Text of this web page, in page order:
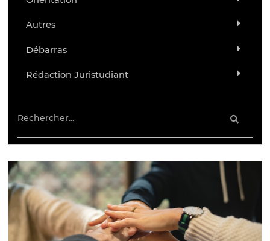
Autres
Débarras
Rédaction Juristudiant